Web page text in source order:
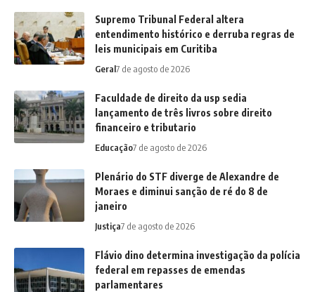
Supremo Tribunal Federal altera
entendimento histórico e derruba regras de
leis municipais em Curitiba
Geral7 de agosto de 2026
Faculdade de direito da usp sedia
lançamento de três livros sobre direito
financeiro e tributario
Educação7 de agosto de 2026
Plenário do STF diverge de Alexandre de
Moraes e diminui sanção de ré do 8 de
janeiro
Justiça7 de agosto de 2026
Flávio dino determina investigação da polícia
federal em repasses de emendas
parlamentares